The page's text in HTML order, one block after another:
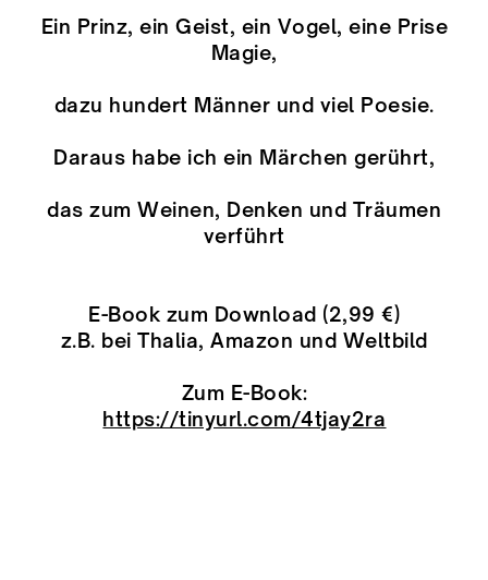
Ein Prinz, ein Geist, ein Vogel, eine Prise
Magie,
dazu hundert Männer und viel Poesie.
Daraus habe ich ein Märchen gerührt,
das zum Weinen, Denken und Träumen
verführt
E-Book zum Download (2,99 €)
z.B. bei Thalia, Amazon und Weltbild
Zum E-Book:
https://tinyurl.com/4tjay2ra